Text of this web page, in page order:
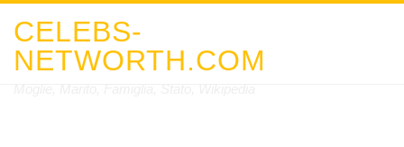
CELEBS-
NETWORTH.COM